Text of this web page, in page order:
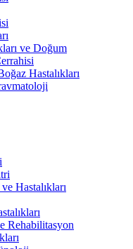
ve Doğum
Hastalıkları
Hastalıkları
Rehabilitasyon